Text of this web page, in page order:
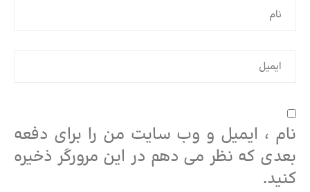
نام ، ایمیل و وب سایت من را برای دفعه
بعدی که نظر می دهم در این مرورگر ذخیره
کنید.